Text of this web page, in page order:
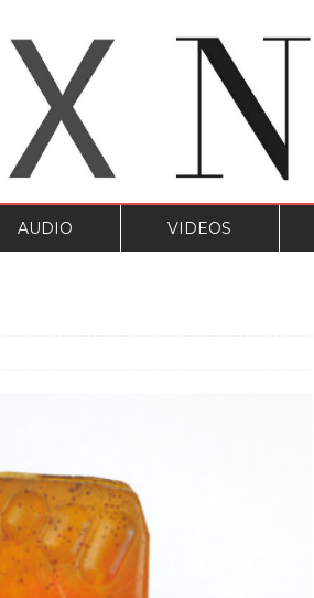
AUDIO VIDEOS